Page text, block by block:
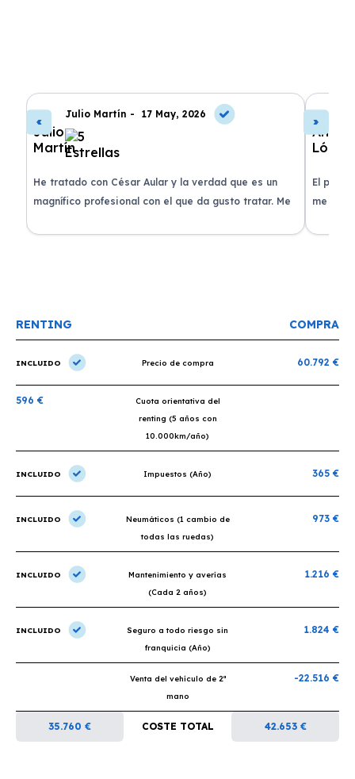
Julio Martín - 17 May, 2026
He tratado con César Aular y la verdad que es un
magnífico profesional con el que da gusto tratar. Me
El
me
RENTING COMPRA
INCLUIDO Precio de compra 60.792 €
596 €
Cuota orientativa del
renting (5 años con
10.000km/año)
INCLUIDO Impuestos (Año) 365 €
INCLUIDO
Neumáticos (1 cambio de
todas las ruedas)
973 €
INCLUIDO
Mantenimiento y averías
(Cada 2 años)
1.216 €
INCLUIDO
Seguro a todo riesgo sin
franquicia (Año)
1.824 €
Venta del vehículo de 2ª
mano
-22.516 €
35.760 € COSTE TOTAL 42.653 €